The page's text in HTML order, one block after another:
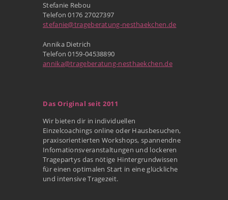
Stefanie Rebou
Telefon 0176 27027397
stefanie@trageberatung-nesthaekchen.de
Annika Dietrich
Telefon 0159-04538890
annika@trageberatung-nesthaekchen.de
Das Original seit 2011
Wir bieten dir in individuellen
Einzelcoachings online oder Hausbesuchen,
praxisorientierten Workshops, spannendne
Infomationsveranstaltungen und lockeren
Tragepartys das nötige Hintergrundwissen
für einen optimalen Start in eine glückliche
und intensive Tragezeit.